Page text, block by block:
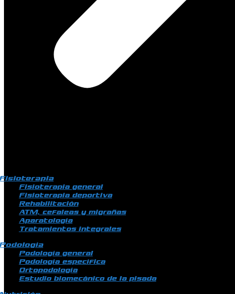
Fisioterapia general
Fisioterapia deportiva
Rehabilitación
ATM, cefaleas y migrañas
Aparatología
Tratamientos integrales
Podología general
Podología específica
Ortopodología
Estudio biomecánico de la pisada